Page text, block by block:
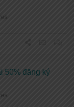
50% đăng ký